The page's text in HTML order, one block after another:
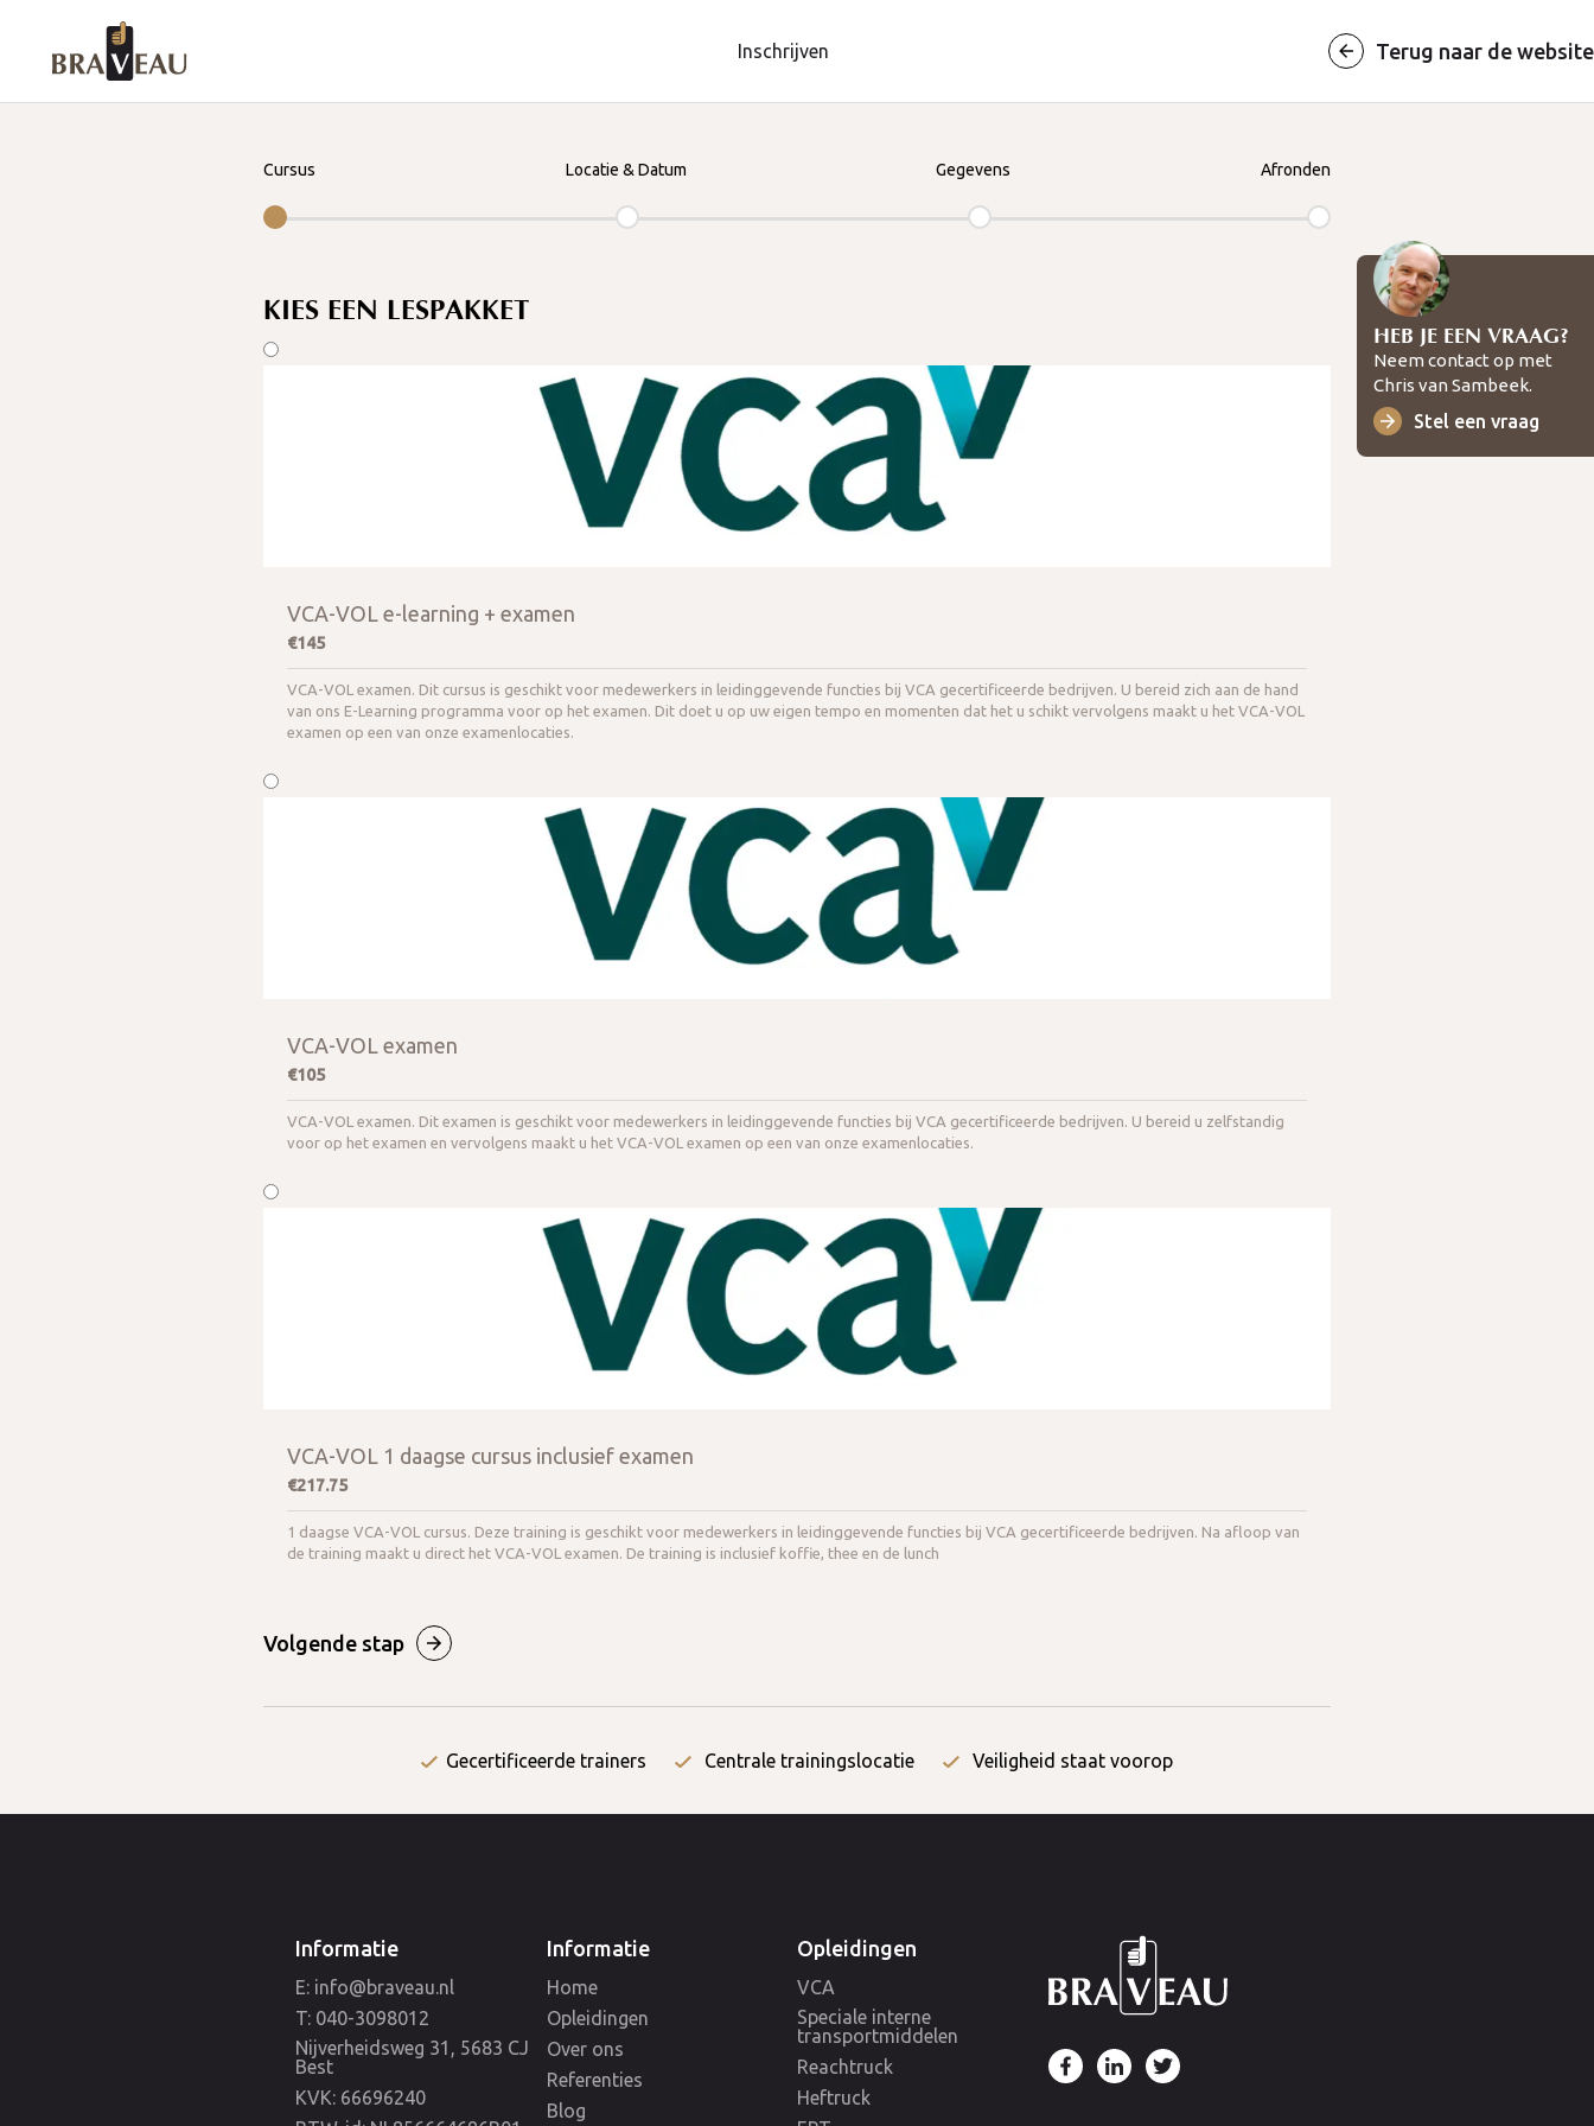
Inschrijven Terug naar de website
Cursus Locatie & Datum Gegevens Afronden
KIES EEN LESPAKKET
VCA-VOL e-learning + examen
€145
VCA-VOL examen. Dit cursus is geschikt voor medewerkers in leidinggevende functies bij VCA gecertificeerde bedrijven. U bereid zich aan de hand
van ons E-Learning programma voor op het examen. Dit doet u op uw eigen tempo en momenten dat het u schikt vervolgens maakt u het VCA-VOL
examen op een van onze examenlocaties.
VCA-VOL examen
€105
VCA-VOL examen. Dit examen is geschikt voor medewerkers in leidinggevende functies bij VCA gecertificeerde bedrijven. U bereid u zelfstandig
voor op het examen en vervolgens maakt u het VCA-VOL examen op een van onze examenlocaties.
VCA-VOL 1 daagse cursus inclusief examen
€217.75
1 daagse VCA-VOL cursus. Deze training is geschikt voor medewerkers in leidinggevende functies bij VCA gecertificeerde bedrijven. Na afloop van
de training maakt u direct het VCA-VOL examen. De training is inclusief koffie, thee en de lunch
Volgende stap
Gecertificeerde trainers Centrale trainingslocatie Veiligheid staat voorop
HEB JE EEN VRAAG?
Neem contact op met
Chris van Sambeek.
Stel een vraag
Informatie
E: info@braveau.nl
T: 040-3098012
Nijverheidsweg 31, 5683 CJ
Best
KVK: 66696240
Informatie
Home
Opleidingen
Over ons
Referenties
Blog
Opleidingen
VCA
Speciale interne
transportmiddelen
Reachtruck
Heftruck